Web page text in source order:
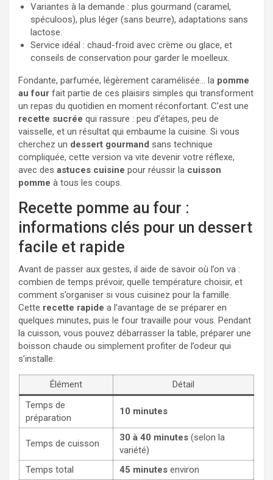
Variantes à la demande : plus gourmand (caramel,
spéculoos), plus léger (sans beurre), adaptations sans
lactose.
Service idéal : chaud-froid avec crème ou glace, et
conseils de conservation pour garder le moelleux.
Fondante, parfumée, légèrement caramélisée… la pomme
au four fait partie de ces plaisirs simples qui transforment
un repas du quotidien en moment réconfortant. C’est une
recette sucrée qui rassure : peu d’étapes, peu de
vaisselle, et un résultat qui embaume la cuisine. Si vous
cherchez un dessert gourmand sans technique
compliquée, cette version va vite devenir votre réflexe,
avec des astuces cuisine pour réussir la cuisson
pomme à tous les coups.
Recette pomme au four :
informations clés pour un dessert
facile et rapide
Avant de passer aux gestes, il aide de savoir où l’on va :
combien de temps prévoir, quelle température choisir, et
comment s’organiser si vous cuisinez pour la famille.
Cette recette rapide a l’avantage de se préparer en
quelques minutes, puis le four travaille pour vous. Pendant
la cuisson, vous pouvez débarrasser la table, préparer une
boisson chaude ou simplement profiter de l’odeur qui
s’installe.
Élément
Détail
Temps de
préparation
10 minutes
Temps de cuisson
30 à 40 minutes (selon la
variété)
Temps total
45 minutes environ